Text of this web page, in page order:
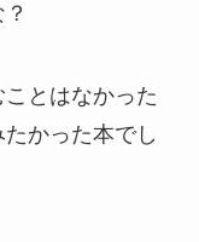
とはなかった
かった本でし